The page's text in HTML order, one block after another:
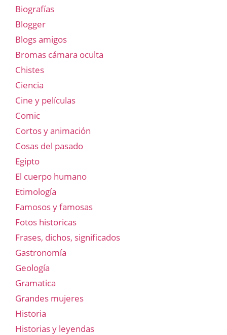
Biografías
Blogger
Blogs amigos
Bromas cámara oculta
Chistes
Ciencia
Cine y películas
Comic
Cortos y animación
Cosas del pasado
Egipto
El cuerpo humano
Etimología
Famosos y famosas
Fotos historicas
Frases, dichos, significados
Gastronomía
Geología
Gramatica
Grandes mujeres
Historia
Historias y leyendas